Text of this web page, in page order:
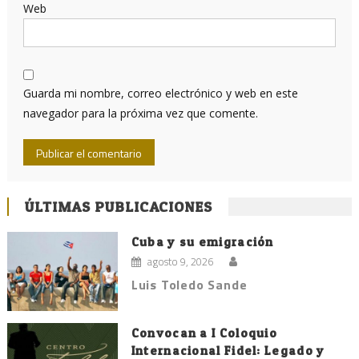
Web
Guarda mi nombre, correo electrónico y web en este
navegador para la próxima vez que comente.
ÚLTIMAS PUBLICACIONES
Cuba y su emigración
agosto 9, 2026
Luis Toledo Sande
Convocan a I Coloquio
Internacional Fidel: Legado y